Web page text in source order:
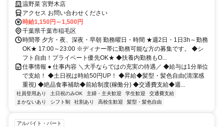
補助有★履歴書不要
温野菜 宮野木店
アクセス お問い合わせください
時給1,150円～1,500円
千葉県千葉市稲毛区
時間帯 夕方・夜、深夜・早朝 勤務曜日・時間 ★週2日・1日3h～勤務
OK★ 17:00～23:00 ※ディナー帯に勤務可能な方の募集です。 ◆シ
フト自由！プライベート優先OK★ ◆扶養内勤務もO...
仕事情報 ● 仕事内容 ＼大手ならではの充実の待遇／ ◆給与は1分単位
で支給！ ◆土日祝は時給50円UP！ ◆昇給◆髪型・髪色自由(清潔感
重視) ◆絶品食事補助◆前給制度(稼働分) ◆交通費支給◆週...
社員登用あり 土日祝のみOK 主婦・主夫歓迎 学生歓迎
交通費支給
まかないあり
シフト制 社割あり 高校生歓迎 髪型・髪色自由
アルバイト・パート